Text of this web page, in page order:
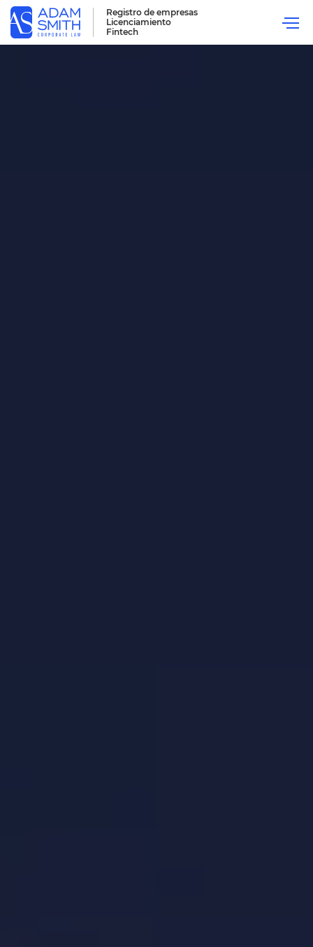
Registro de empresas
Licenciamiento
Fintech